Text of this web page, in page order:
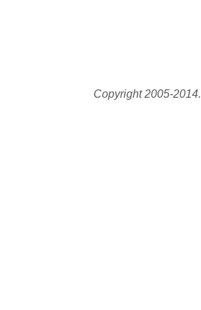
Copyright 2005-2014.